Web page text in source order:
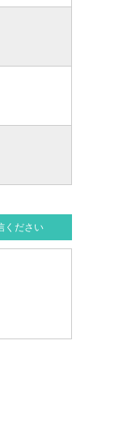
ください